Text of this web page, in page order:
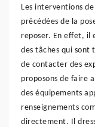
Les interventions
précédées de la
reposer. En effet, il
des tâches qui sont
de contacter des
proposons de faire
des équipements
renseignements
directement. Il